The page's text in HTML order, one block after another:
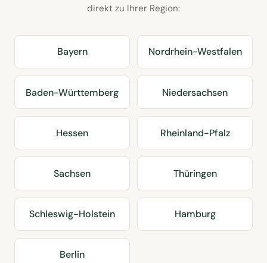
direkt zu Ihrer Region:
Bayern Nordrhein-Westfalen
Baden-Württemberg Niedersachsen
Hessen Rheinland-Pfalz
Sachsen Thüringen
Schleswig-Holstein Hamburg
Berlin